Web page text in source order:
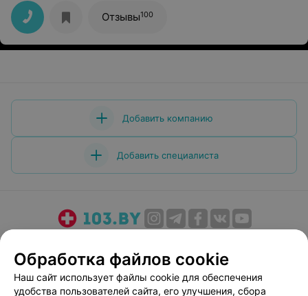
Отзывы100
Добавить компанию
Добавить специалиста
Медицинский маркетинг
Публичный договор
Пользовательское соглашение
Способы оплаты
Обработка файлов cookie
Наш сайт использует файлы cookie для обеспечения
удобства пользователей сайта, его улучшения, сбора